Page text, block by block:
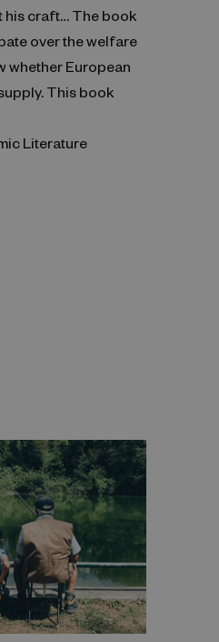
his craft… The book
over the welfare
whether European
This book
Literature